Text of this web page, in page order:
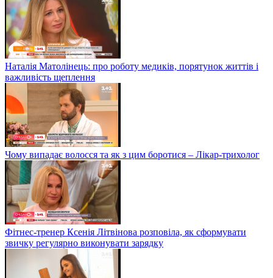
Наталія Матолінець: про роботу медиків, порятунок життів і
важливість щеплення
Чому випадає волосся та як з цим боротися – Лікар-трихолог
Фітнес-тренер Ксенія Літвінова розповіла, як сформувати
звичку регулярно виконувати зарядку